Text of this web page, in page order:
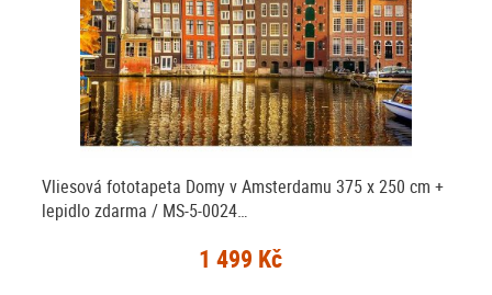
Vliesová fototapeta Domy v Amsterdamu 375 x 250 cm +
lepidlo zdarma / MS-5-0024…
1 499 Kč